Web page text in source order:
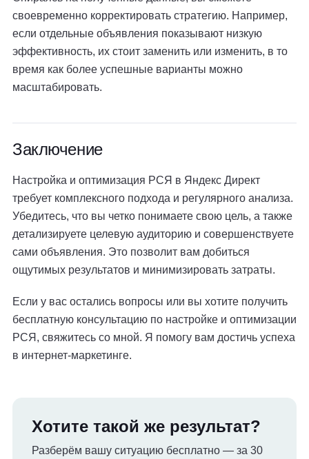
своевременно корректировать стратегию. Например,
если отдельные объявления показывают низкую
эффективность, их стоит заменить или изменить, в то
время как более успешные варианты можно
масштабировать.
Заключение
Настройка и оптимизация РСЯ в Яндекс Директ
требует комплексного подхода и регулярного анализа.
Убедитесь, что вы четко понимаете свою цель, а также
детализируете целевую аудиторию и совершенствуете
сами объявления. Это позволит вам добиться
ощутимых результатов и минимизировать затраты.
Если у вас остались вопросы или вы хотите получить
бесплатную консультацию по настройке и оптимизации
РСЯ, свяжитесь со мной. Я помогу вам достичь успеха
в интернет-маркетинге.
Хотите такой же результат?
Разберём вашу ситуацию бесплатно — за 30